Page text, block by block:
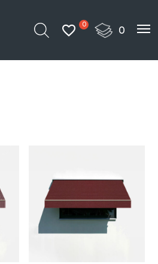
0